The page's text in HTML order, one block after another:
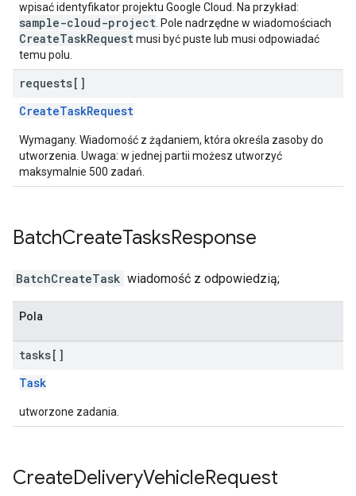
wpisać identyfikator projektu Google Cloud. Na przykład:
sample-cloud-project . Pole nadrzędne w wiadomościach
CreateTaskRequestmusi być puste lub musi odpowiadać
temu polu.
requests[]
CreateTaskRequest
Wymagany. Wiadomość z żądaniem, która określa zasoby do
utworzenia. Uwaga: w jednej partii możesz utworzyć
maksymalnie 500 zadań.
BatchCreateTasksResponse
BatchCreateTask wiadomość z odpowiedzią;
Pola
tasks[]
Task
utworzone zadania.
CreateDeliveryVehicleRequest